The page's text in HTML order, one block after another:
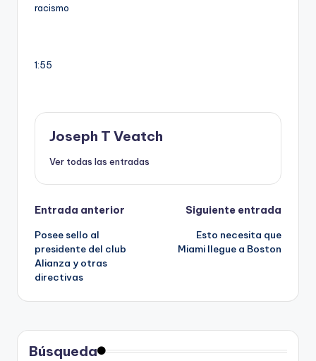
1:55
Joseph T Veatch
Ver todas las entradas
Navegación
de
entradas
Entrada anterior
Posee sello al
presidente del club
Alianza y otras
directivas
Siguiente entrada
Esto necesita que
Miami llegue a Boston
Búsqueda